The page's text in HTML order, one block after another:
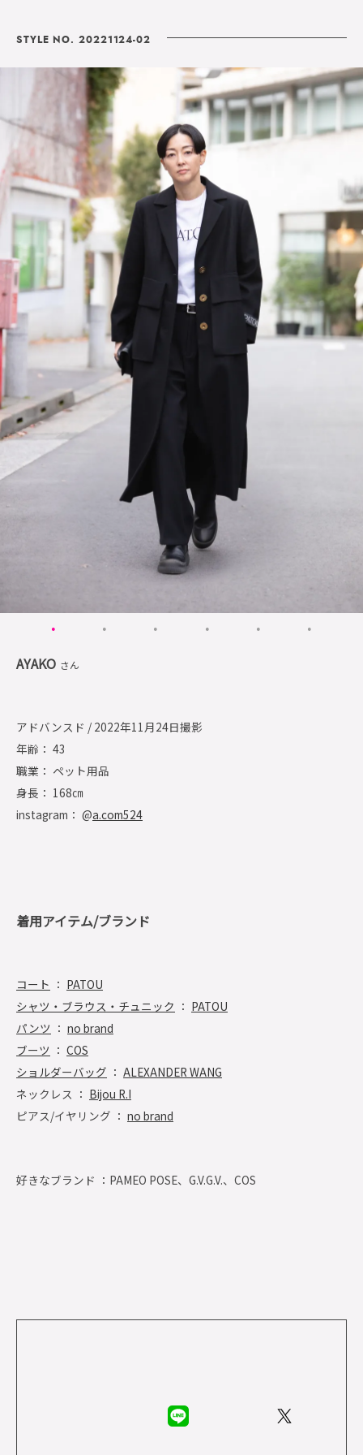
STYLE NO. 20221124-02
AYAKO さん
アドバンスド / 2022年11月24日撮影
年齢： 43
職業： ペット用品
身長： 168㎝
instagram： @a.com524
着用アイテム/ブランド
コート ： PATOU
シャツ・ブラウス・チュニック ： PATOU
パンツ ： no brand
ブーツ ： COS
ショルダーバッグ ： ALEXANDER WANG
ネックレス ： Bijou R.I
ピアス/イヤリング ： no brand
好きなブランド ： PAMEO POSE、G.V.G.V.、COS